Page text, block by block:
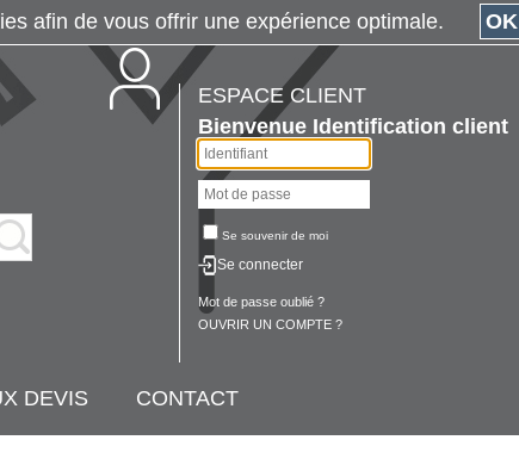
ESPACE CLIENT
Bienvenue Identification client
Se souvenir de moi
Se connecter
Mot de passe oublié ?
OUVRIR UN COMPTE ?
DEVIS CONTACT
afin de vous offrir une expérience optimale. OK